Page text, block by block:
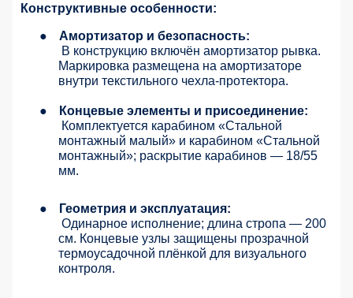
Конструктивные особенности:
●
Амортизатор и безопасность:
В конструкцию включён амортизатор рывка.
Маркировка размещена на амортизаторе
внутри текстильного чехла-протектора.
●
Концевые элементы и присоединение:
Комплектуется карабином «Стальной
монтажный малый» и карабином «Стальной
монтажный»; раскрытие карабинов — 18/55
мм.
●
Геометрия и эксплуатация:
Одинарное исполнение; длина стропа — 200
см. Концевые узлы защищены прозрачной
термоусадочной плёнкой для визуального
контроля.